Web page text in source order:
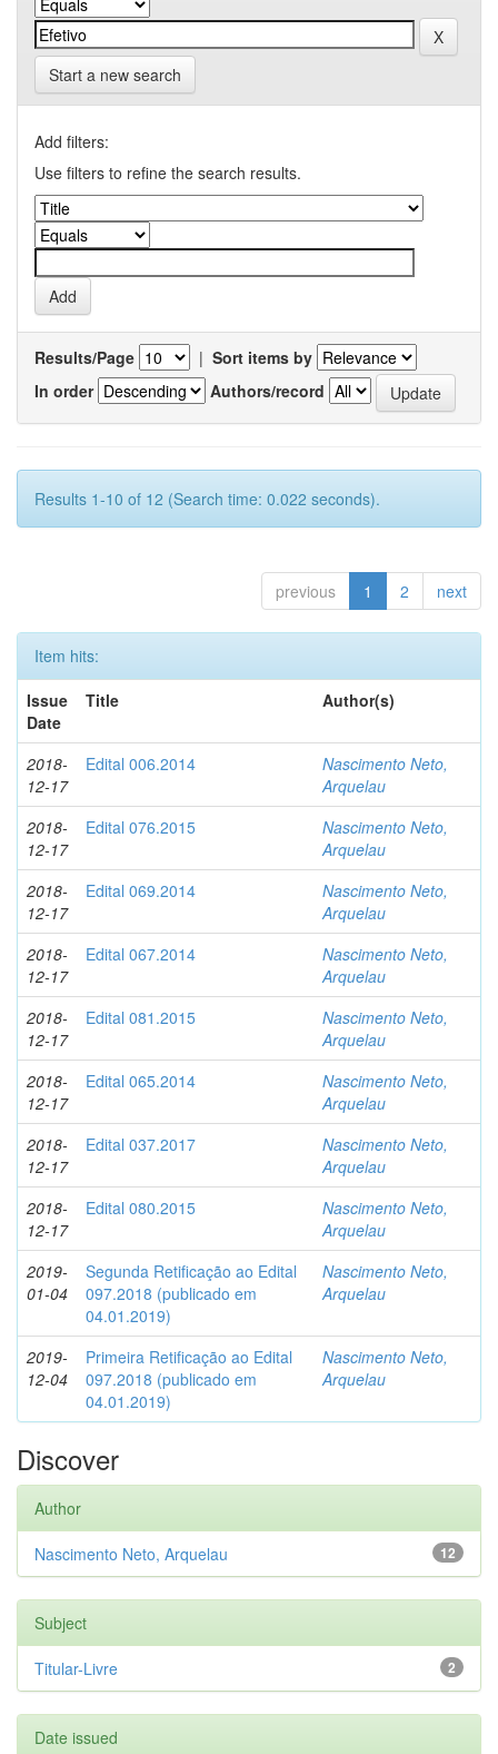
Start a new search
Add filters:
Use filters to refine the search results.
Results/Page | Sort items by
In order
Authors/record
Results 1-10 of 12 (Search time: 0.022 seconds).
previous 1 2 next
Item hits:
Issue
Date
Title Author(s)
2018-
12-17
Edital 006.2014
Nascimento Neto,
Arquelau
2018-
12-17
Edital 076.2015
Nascimento Neto,
Arquelau
2018-
12-17
Edital 069.2014
Nascimento Neto,
Arquelau
2018-
12-17
Edital 067.2014
Nascimento Neto,
Arquelau
2018-
12-17
Edital 081.2015
Nascimento Neto,
Arquelau
2018-
12-17
Edital 065.2014
Nascimento Neto,
Arquelau
2018-
12-17
Edital 037.2017
Nascimento Neto,
Arquelau
2018-
12-17
Edital 080.2015
Nascimento Neto,
Arquelau
2019-
01-04
Segunda Retificação ao Edital
097.2018 (publicado em
04.01.2019)
Nascimento Neto,
Arquelau
2019-
12-04
Primeira Retificação ao Edital
097.2018 (publicado em
04.01.2019)
Nascimento Neto,
Arquelau
Discover
Author
12
Nascimento Neto, Arquelau
Subject
2
Titular-Livre
Date issued